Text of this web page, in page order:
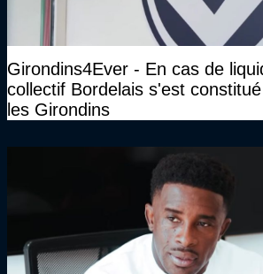
Girondins4Ever - En cas de
collectif Bordelais s'est
les Girondins